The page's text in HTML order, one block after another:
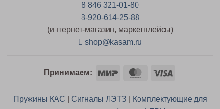
8 846 321-01-80
8-920-614-25-88
(интернет-магазин, маркетплейсы)
shop@kasam.ru
Принимаем: Mir MasterCard
Visa
Пружины КАС Сигналы ЛЭТЗ
Комплектующие для